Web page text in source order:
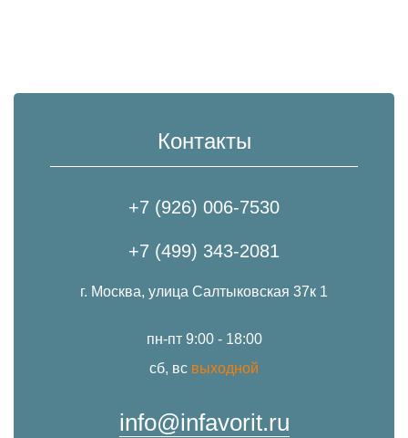
Контакты
+7 (926) 006-7530
+7 (499) 343-2081
г. Москва, улица Салтыковская 37к 1
пн-пт 9:00 - 18:00
сб, вс выходной
info@infavorit.ru